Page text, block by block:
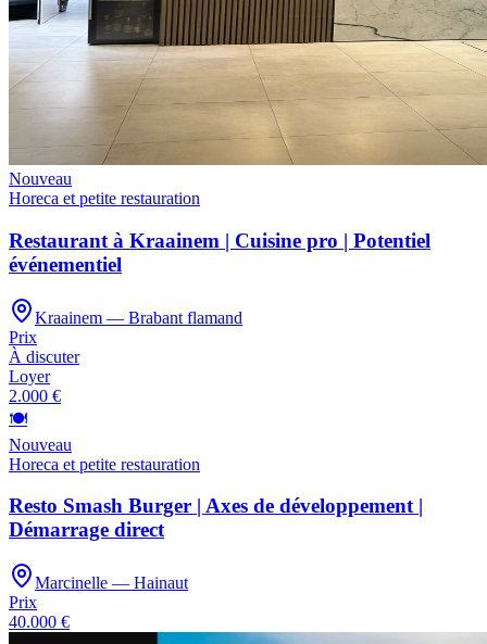
Nouveau
Horeca et petite restauration
Restaurant à Kraainem | Cuisine pro | Potentiel
événementiel
Kraainem — Brabant flamand
Prix
À discuter
Loyer
2.000 €
🍽️
Nouveau
Horeca et petite restauration
Resto Smash Burger | Axes de développement |
Démarrage direct
Marcinelle — Hainaut
Prix
40.000 €